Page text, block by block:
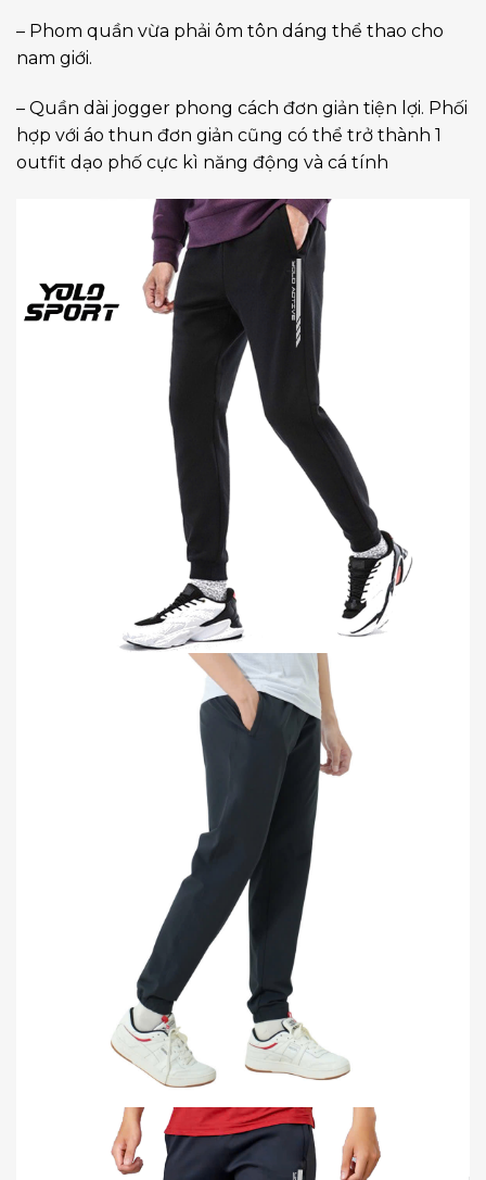
– Phom quần vừa phải ôm tôn dáng thể thao cho
nam giới.
– Quần dài jogger phong cách đơn giản tiện lợi. Phối
hợp với áo thun đơn giản cũng có thể trở thành 1
outfit dạo phố cực kì năng động và cá tính